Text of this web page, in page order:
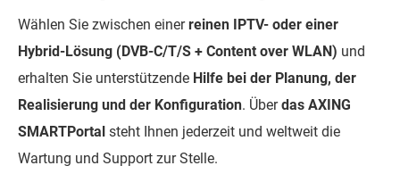
Wählen Sie zwischen einerreinen IPTV- oder einer
Hybrid-Lösung (DVB-C/T/S + Content over WLAN) und
erhalten Sie unterstützende Hilfe bei der Planung, der
Realisierung und der Konfiguration. Überdas AXING
SMARTPortal steht Ihnen jederzeit und weltweit die
Wartung und Support zur Stelle.